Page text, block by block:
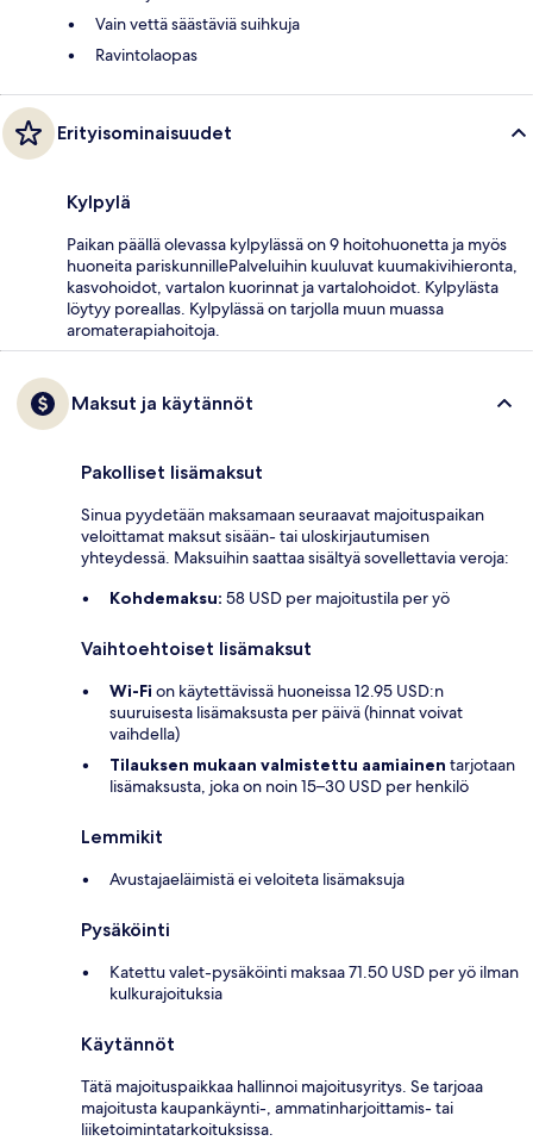
Vain vettä säästäviä suihkuja
Ravintolaopas
Erityisominaisuudet
Kylpylä
Paikan päällä olevassa kylpylässä on 9 hoitohuonetta ja myös
huoneita pariskunnillePalveluihin kuuluvat kuumakivihieronta,
kasvohoidot, vartalon kuorinnat ja vartalohoidot. Kylpylästa
löytyy poreallas. Kylpylässä on tarjolla muun muassa
aromaterapiahoitoja.
Maksut ja käytännöt
Pakolliset lisämaksut
Sinua pyydetään maksamaan seuraavat majoituspaikan
veloittamat maksut sisään- tai uloskirjautumisen
yhteydessä. Maksuihin saattaa sisältyä sovellettavia veroja:
Kohdemaksu: 58 USD per majoitustila per yö
Vaihtoehtoiset lisämaksut
Wi-Fi on käytettävissä huoneissa 12.95 USD:n
suuruisesta lisämaksusta per päivä (hinnat voivat
vaihdella)
Tilauksen mukaan valmistettu aamiainen tarjotaan
lisämaksusta, joka on noin 15–30 USD per henkilö
Lemmikit
Avustajaeläimistä ei veloiteta lisämaksuja
Pysäköinti
Katettu valet-pysäköinti maksaa 71.50 USD per yö ilman
kulkurajoituksia
Käytännöt
Tätä majoituspaikkaa hallinnoi majoitusyritys. Se tarjoaa
majoitusta kaupankäynti-, ammatinharjoittamis- tai
liiketoimintatarkoituksissa.